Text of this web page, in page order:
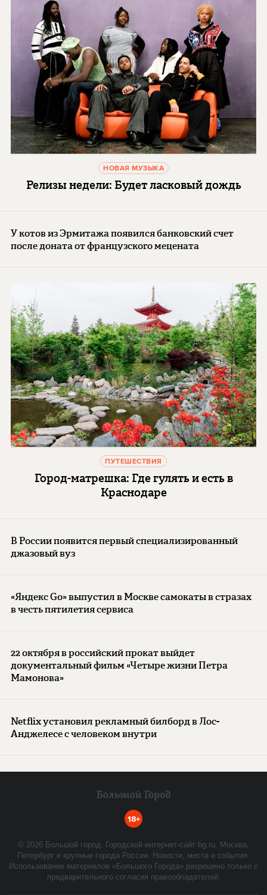
НОВАЯ МУЗЫКА
Релизы недели: Будет ласковый дождь
У котов из Эрмитажа появился банковский счет
после доната от французского мецената
ПУТЕШЕСТВИЯ
Город-матрешка: Где гулять и есть в
Краснодаре
В России появится первый специализированный
джазовый вуз
«Яндекс Go» выпустил в Москве самокаты в стразах
в честь пятилетия сервиса
22 октября в российский прокат выйдет
документальный фильм «Четыре жизни Петра
Мамонова»
Netflix установил рекламный билборд в Лос-
Анджелесе с человеком внутри
18+
© 2026 Большой город. Городской интернет-сайт bg.ru. Москва,
Петербург и крупные города России. Новости, места и события.
Использование материалов «Большого Города» разрешено только с
предварительного согласия правообладателей.